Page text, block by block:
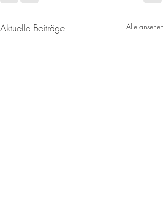
Aktuelle Beiträge Alle ansehen